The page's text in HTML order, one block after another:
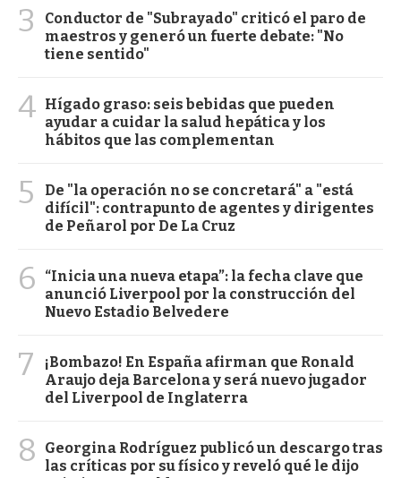
3
Conductor de "Subrayado" criticó el paro de
maestros y generó un fuerte debate: "No
tiene sentido"
4 Hígado graso: seis bebidas que pueden
ayudar a cuidar la salud hepática y los
hábitos que las complementan
5
De "la operación no se concretará" a "está
difícil": contrapunto de agentes y dirigentes
de Peñarol por De La Cruz
6
“Inicia una nueva etapa”: la fecha clave que
anunció Liverpool por la construcción del
Nuevo Estadio Belvedere
7
¡Bombazo! En España afirman que Ronald
Araujo deja Barcelona y será nuevo jugador
del Liverpool de Inglaterra
8
Georgina Rodríguez publicó un descargo tras
las críticas por su físico y reveló qué le dijo